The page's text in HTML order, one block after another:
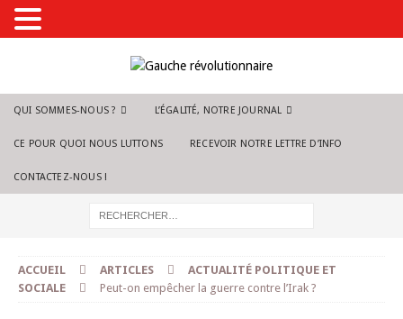
QUI SOMMES-NOUS ? L’ÉGALITÉ, NOTRE JOURNAL
CE POUR QUOI NOUS LUTTONS RECEVOIR NOTRE LETTRE D’INFO
CONTACTEZ-NOUS !
ACCUEIL ARTICLES
ACTUALITÉ POLITIQUE ET
SOCIALE
Peut-on empêcher la guerre contre l’Irak ?